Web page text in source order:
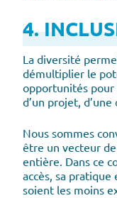
4.
La diversité
démultiplier le
opportunités pour
d’un projet,
Nous sommes
être un vecteur
entière. Dans ce
accès, sa
soient les moins